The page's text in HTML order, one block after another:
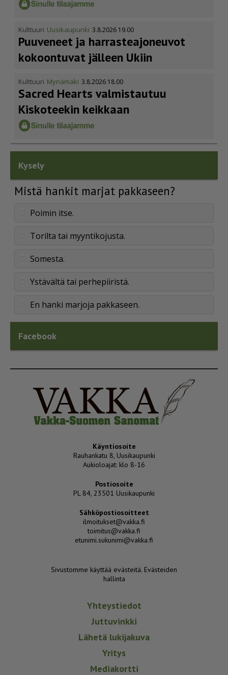
Kulttuuri Uusikaupunki 3.8.2026 19.00
Puuveneet ja harras­te­a­jo­neuvot
kokoontuvat jälleen Ukiin
Kulttuuri Mynämäki 3.8.2026 18.00
Sacred Hearts valmistautuu
Kiskoteekin keikkaan
Kysely
Mistä hankit marjat pakkaseen?
Poimin itse.
Torilta tai myyntikojusta.
Somesta.
Ystävältä tai perhepiiristä.
En hanki marjoja pakkaseen.
Facebook
Käyntiosoite
Rauhankatu 8, Uusikaupunki
Aukioloajat: klo 8-16
Postiosoite
PL 84, 23501 Uusikaupunki
Sähköpostiosoitteet
ilmoitukset@vakka.fi
toimitus@vakka.fi
etunimi.sukunimi@vakka.fi
Sivustomme käyttää evästeitä. Evästeiden
hallinta
Yhteystiedot
Juttuvinkki
Lähetä lukijakuva
Yritys
Mediakortti